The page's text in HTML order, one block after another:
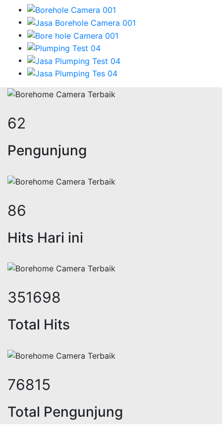
75
Pengunjung
104
Hits Hari ini
431435
Total Hits
94230
Total Pengunjung